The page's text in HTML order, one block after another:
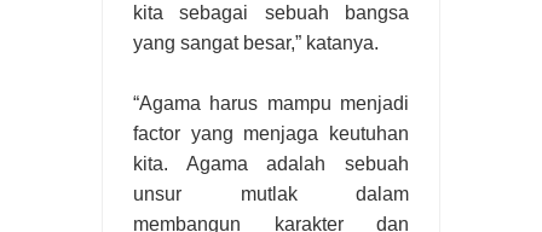
kita sebagai sebuah bangsa
yang sangat besar,” katanya.
“Agama harus mampu menjadi
factor yang menjaga keutuhan
kita. Agama adalah sebuah
unsur mutlak dalam
membangun karakter dan